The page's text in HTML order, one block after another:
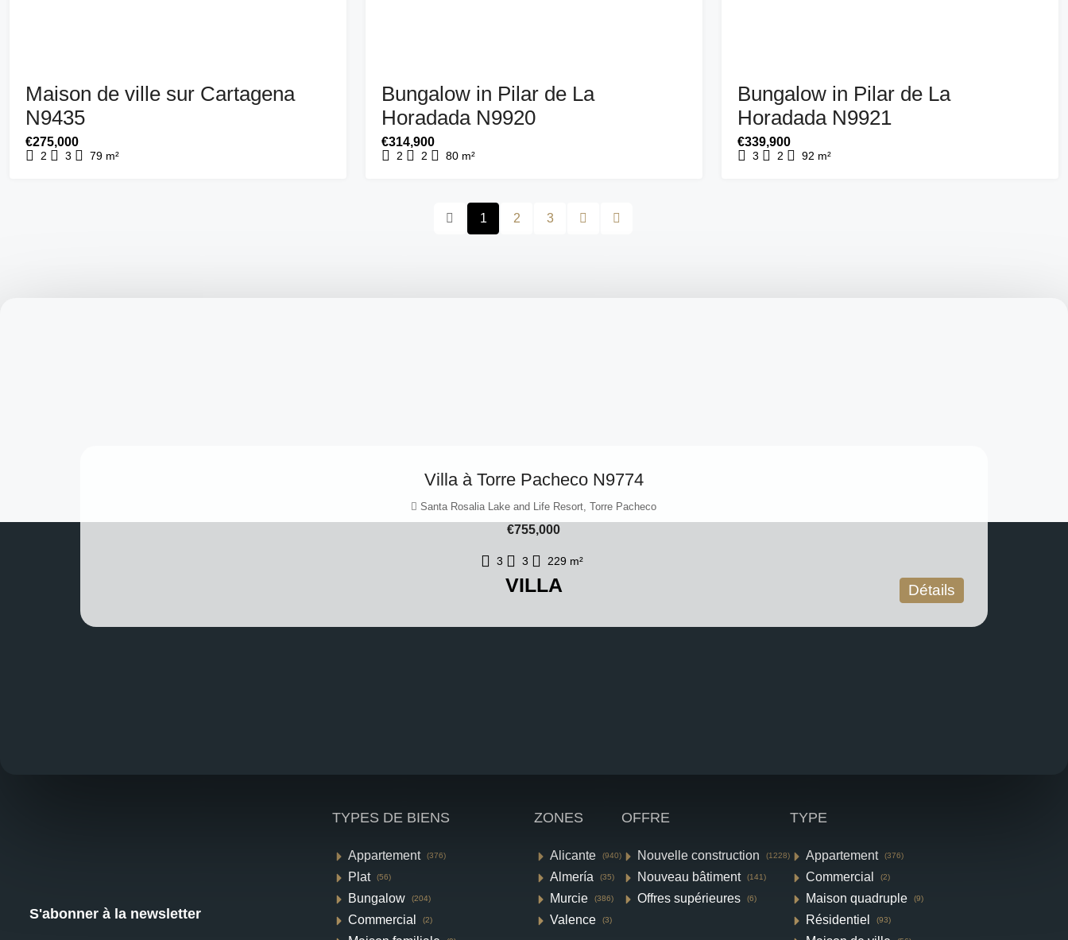
Maison de ville sur Cartagena
N9435
€275,000
2 3 79 m²
Bungalow in Pilar de La
Horadada N9920
€314,900
2 2 80 m²
Bungalow in Pilar de La
Horadada N9921
€339,900
3 2 92 m²
1 2 3
Villa à Torre Pacheco N9774
Santa Rosalia Lake and Life Resort, Torre Pacheco
€755,000
3 3 229 m²
VILLA Détails
S'abonner à la newsletter
TYPES DE BIENS
Appartement (376)
Plat (56)
Bungalow (204)
Commercial (2)
ZONES
Alicante (940)
Almería (35)
Murcie (386)
Valence (3)
OFFRE
Nouvelle construction (1228)
Nouveau bâtiment (141)
Offres supérieures (6)
TYPE
Appartement (376)
Commercial (2)
Maison quadruple (9)
Résidentiel (93)